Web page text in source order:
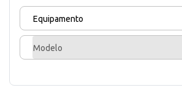
Equipamento
Modelo